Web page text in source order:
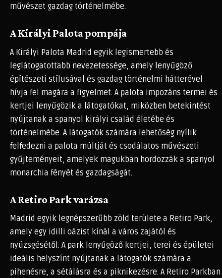
művészet gazdag történelmébe.
A Királyi Palota pompája
A Királyi Palota Madrid egyik legismertebb és
leglátogatottabb nevezetessége, amely lenyűgöző
építészeti stílusával és gazdag történelmi hátterével
hívja fel magára a figyelmet. A palota impozáns termei és
kertjei lenyűgözik a látogatókat, miközben betekintést
nyújtanak a spanyol királyi család életébe és
történelmébe. A látogatók számára lehetőség nyílik
felfedezni a palota múltját és csodálatos művészeti
gyűjteményeit, amelyek magukban hordozzák a spanyol
monarchia fényét és gazdagságát.
A Retiro Park varázsa
Madrid egyik legnépszerűbb zöld területe a Retiro Park,
amely egy idilli oázist kínál a város zajától és
nyüzsgésétől. A park lenyűgöző kertjei, terei és épületei
ideális helyszínt nyújtanak a látogatók számára a
pihenésre, a sétálásra és a piknikezésre. A Retiro Parkban